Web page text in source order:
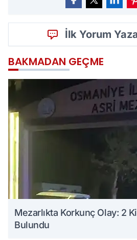
İlk Yorum
BAKMADAN GEÇME
Mezarlıkta Korkunç Olay: 2
Bulundu